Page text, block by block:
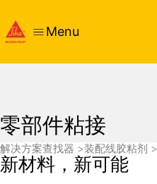
Menu
零部件粘接
解决方案查找器 装配线胶粘剂
新材料，新可能